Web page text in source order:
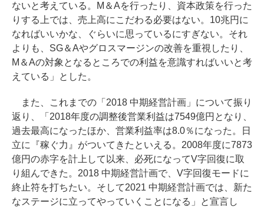
ないと考えている。M＆Aを行ったり、資本政策を行った
りする上では、売上高にこだわる必要はない。10兆円に
なればいいかな、ぐらいに思っているにすぎない。それ
よりも、SG＆Aやグロスマージンの改善を重視したり、
M＆Aの対象となるところでの利益を意識すればいいと考
えている」とした。
また、これまでの「2018 中期経営計画」について振り
返り、「2018年度の調整後営業利益は7549億円となり、
過去最高になったほか、営業利益率は8.0％になった。日
立に『稼ぐ力』がついてきたといえる。2008年度に7873
億円の赤字を計上して以来、必死になってV字回復に取
り組んできた。2018 中期経営計画で、V字回復モードに
終止符を打ちたい。そして2021 中期経営計画では、新た
なステージに立ってやっていくことになる」と宣言し